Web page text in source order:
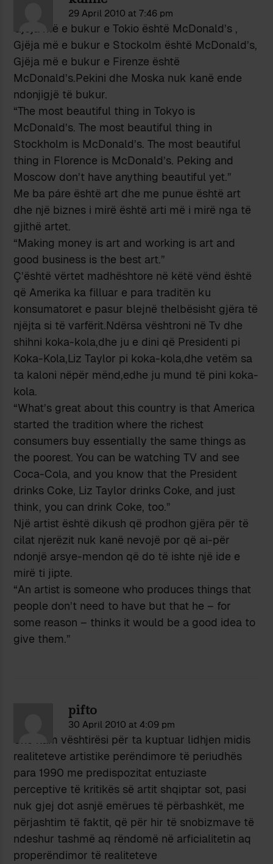
29 April 2010 at 7:46 pm
Gjëja më e bukur e Tokio është McDonald’s ,
Gjëja më e bukur e Stockolm është McDonald’s,
Gjëja më e bukur e Firenze është
McDonald’s.Pekini dhe Moska nuk kanë ende
ndonjigjë të bukur.
“The most beautiful thing in Tokyo is
McDonald’s. The most beautiful thing in
Stockholm is McDonald’s. The most beautiful
thing in Florence is McDonald’s. Peking and
Moscow don’t have anything beautiful yet.”
Me ba páre është art dhe me punue është art
dhe një biznes i mirë është arti më i mirë nga të
gjithë artet.
“Making money is art and working is art and
good business is the best art.”
Ç’është vërtet madhështore në këtë vënd është
që Amerika ka filluar e para traditën ku
konsumatoret e pasur blejnë thelbësisht gjëra të
njëjta si të varfërit.Ndërsa vështroni në Tv dhe
shihni koka-kola,dhe ju e dini që Presidenti pi
Koka-Kola,Liz Taylor pi koka-kola,dhe vetëm sa
ta kaloni nëpër mënd,edhe ju mund të pini koka-
kola.
“What’s great about this country is that America
started the tradition where the richest
consumers buy essentially the same things as
the poorest. You can be watching TV and see
Coca-Cola, and you know that the President
drinks Coke, Liz Taylor drinks Coke, and just
think, you can drink Coke, too.”
Një artist është dikush që prodhon gjëra për të
cilat njerëzit nuk kanë nevojë por që ai-për
ndonjë arsye-mendon që do të ishte një ide e
mirë ti jipte.
“An artist is someone who produces things that
people don’t need to have but that he – for
some reason – thinks it would be a good idea to
give them.”
pifto
30 April 2010 at 4:09 pm
Unë kam vështirësi për ta kuptuar lidhjen midis
realiteteve artistike perëndimore të periudhës
para 1990 me predispozitat entuziaste
perceptive të kritikës së artit shqiptar sot, pasi
nuk gjej dot asnjë emërues të përbashkët, me
përjashtim të faktit, që për hir të snobizmave të
ndeshur tashmë aq rëndomë në arficialitetin aq
properëndimor të realiteteve